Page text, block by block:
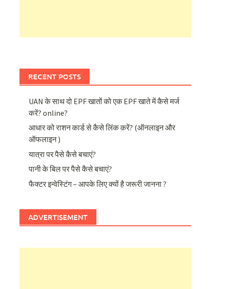
RECENT POSTS
UAN के साथ दो EPF खातों को एक EPF खाते में कैसे मर्ज
करें? online?
आधार को राशन कार्ड से कैसे लिंक करें? (ऑनलाइन और
ऑफलाइन )
यात्रा पर पैसे कैसे बचाएं?
पानी के बिल पर पैसे कैसे बचाएं?
फैक्टर इन्वेस्टिंग – आपके लिए क्यों है जरूरी जानना ?
ADVERTISEMENT